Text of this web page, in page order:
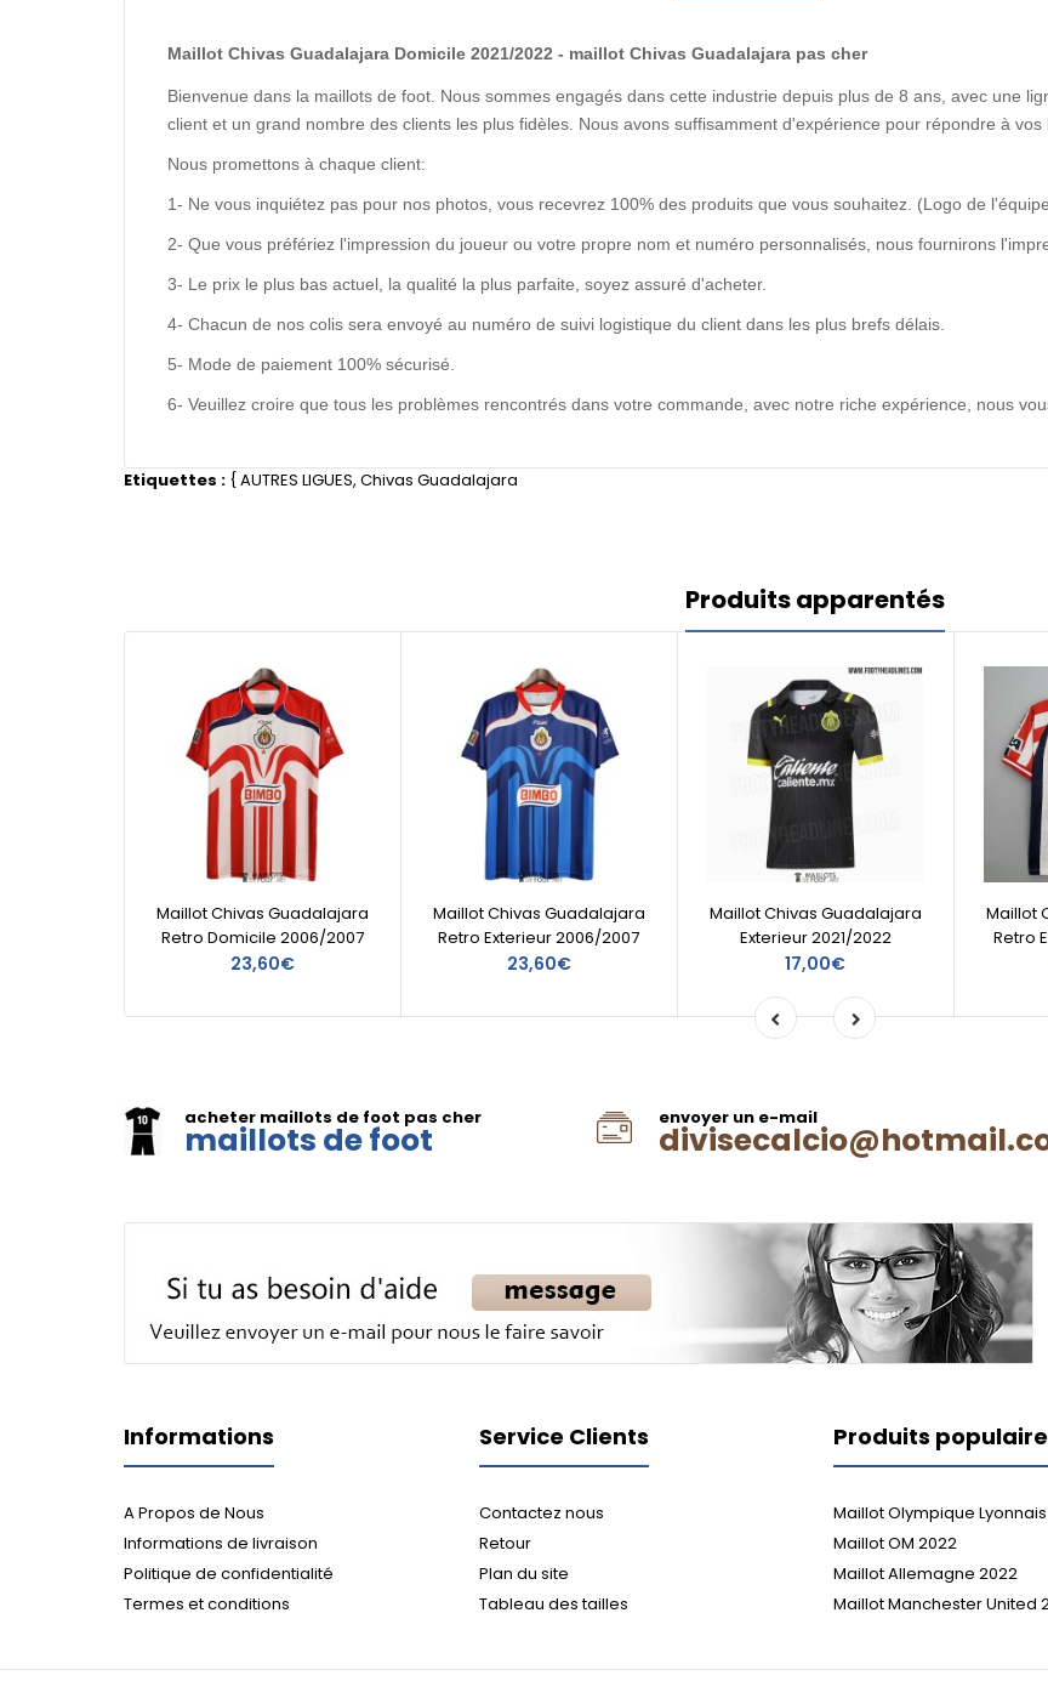
Maillot Chivas Guadalajara Domicile 2021/2022 - maillot Chivas Guadalajara pas cher
Bienvenue dans la maillots de foot. Nous sommes engagés dans cette industrie depuis plus de 8 ans, avec une
client et un grand nombre des clients les plus fidèles. Nous avons suffisamment d'expérience pour répondre à
Nous promettons à chaque client:
1- Ne vous inquiétez pas pour nos photos, vous recevrez 100% des produits que vous souhaitez. (Logo de
2- Que vous préfériez l'impression du joueur ou votre propre nom et numéro personnalisés, nous fournirons
3- Le prix le plus bas actuel, la qualité la plus parfaite, soyez assuré d'acheter.
4- Chacun de nos colis sera envoyé au numéro de suivi logistique du client dans les plus brefs délais.
5- Mode de paiement 100% sécurisé.
6- Veuillez croire que tous les problèmes rencontrés dans votre commande, avec notre riche expérience, nous
Etiquettes : {AUTRES LIGUES, Chivas Guadalajara
Produits apparentés
Maillot Chivas Guadalajara
Retro Domicile 2006/2007
23,60€
Maillot Chivas Guadalajara
Retro Exterieur 2006/2007
23,60€
Maillot Chivas Guadalajara
Exterieur 2021/2022
17,00€
Maillot
Retro
acheter maillots de foot pas cher
maillots de foot
envoyer un e-mail
Informations
A Propos de Nous
Informations de livraison
Politique de confidentialité
Termes et conditions
Service Clients
Contactez nous
Retour
Plan du site
Tableau des tailles
Produits
Maillot Olympique
Maillot OM 2022
Maillot Allemagne 2022
Maillot Manchester United